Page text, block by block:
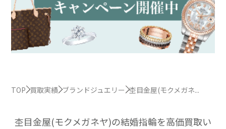
TOP 買取実績 ブランドジュエリー 杢目金屋(モクメガネ...
杢目金屋(モクメガネヤ)の結婚指輪を高価買取い